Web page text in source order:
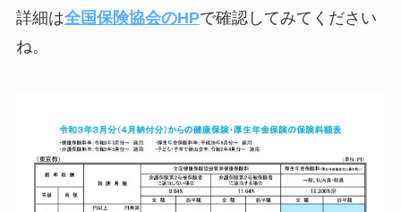
詳細は全国保険協会のHPで確認してみてください
ね。